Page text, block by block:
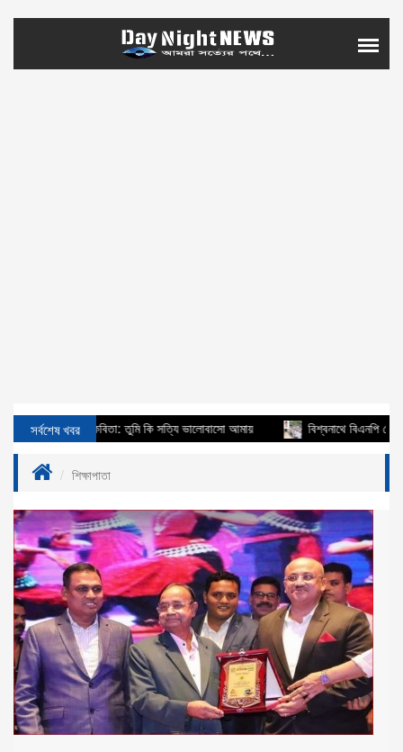
সর্বশেষ খবরকবিতা: তুমি কি সত্যি ভালোবাসো আমায় বিশ্বনাথে বিএনপি নেতা আবুল
শিক্ষাপাতা